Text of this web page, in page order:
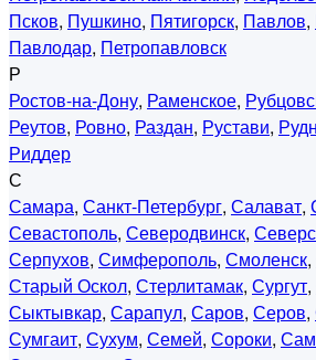
Псков, Пушкино, Пятигорск, Павлов,
Павлодар, Петропавловск
Р
Ростов-на-Дону, Раменское,
Реутов, Ровно, Раздан, Рустави,
Риддер
С
Самара, Санкт-Петербург, Салават,
Севастополь, Северодвинск,
Серпухов, Симферополь, Смоленск,
Старый Оскол, Стерлитамак, Сургут,
Сыктывкар, Сарапул, Саров, Серов,
Сумгаит, Сухум, Семей, Сороки,